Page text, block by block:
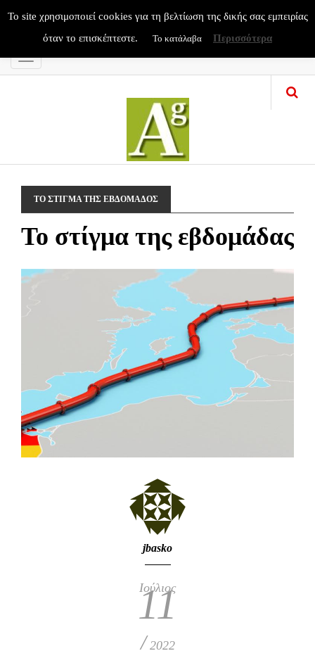
Menu
ΤΟ ΣΤΙΓΜΑ ΤΗΣ ΕΒΔΟΜΑΔΟΣ
Το στίγμα της εβδομάδας
jbasko
Ιούλιος
11
/2022
To site χρησιμοποιεί cookies για τη βελτίωση της δικής σας εμπειρίας
όταν το επισκέπτεστε.
Το κατάλαβα Περισσότερα